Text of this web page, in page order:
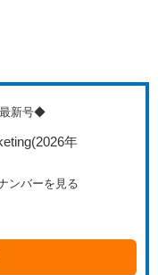
新号◆
(2026年
ンバーを見る